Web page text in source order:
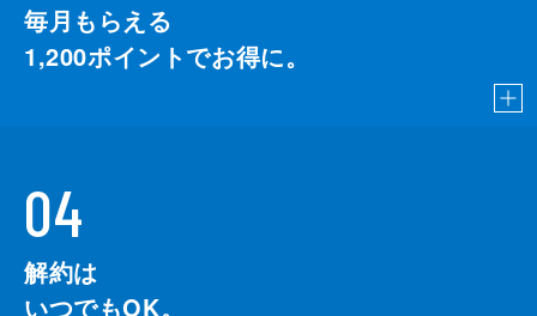
毎月もらえる
1,200ポイントでお得に。
04
解約は
いつでもOK。